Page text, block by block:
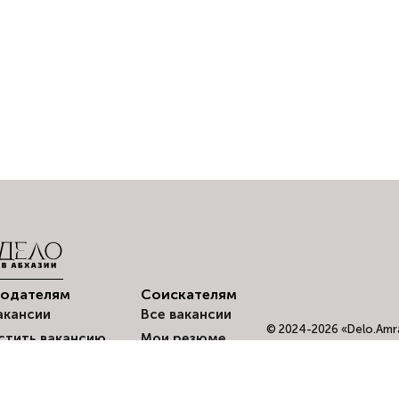
вакансию
Соискателям
Все вакансии
Мои резюме
© 2024-2026